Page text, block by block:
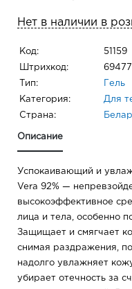
Нет в наличии в
Код: 51159
Штрихкод:
Тип: Гель
Категория: Для
Страна:
Описание
Успокаивающий и
Vera 92% —
высокоэффективное
лица и тела, особенно
Защищает и смягчает
снимая раздражения,
надолго увлажняет
убирает отечность за